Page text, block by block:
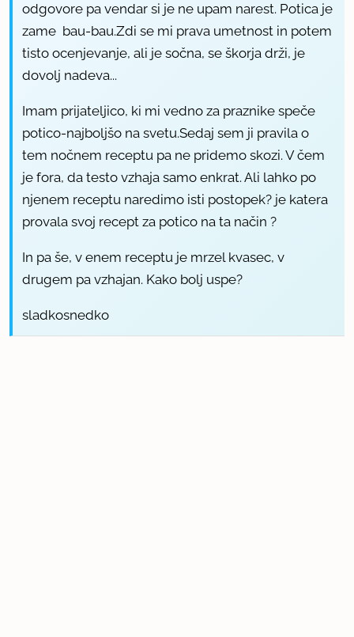
odgovore pa vendar si je ne upam narest. Potica je
zame bau-bau.Zdi se mi prava umetnost in potem
tisto ocenjevanje, ali je sočna, se škorja drži, je
dovolj nadeva...
Imam prijateljico, ki mi vedno za praznike speče
potico-najboljšo na svetu.Sedaj sem ji pravila o
tem nočnem receptu pa ne pridemo skozi. V čem
je fora, da testo vzhaja samo enkrat. Ali lahko po
njenem receptu naredimo isti postopek? je katera
provala svoj recept za potico na ta način ?
In pa še, v enem receptu je mrzel kvasec, v
drugem pa vzhajan. Kako bolj uspe?
sladkosnedko